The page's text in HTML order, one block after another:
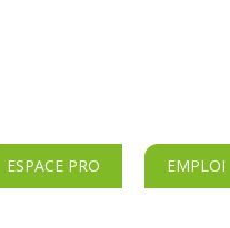
ESPACE PRO EMPLOI